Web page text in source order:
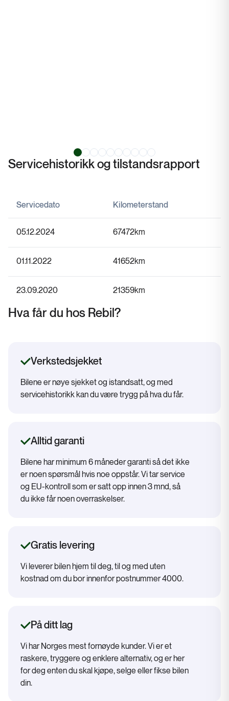
Servicehistorikk og tilstandsrapport
Servicedato Kilometerstand
05.12.2024 67472km
01.11.2022 41652km
23.09.2020 21359km
Hva får du hos Rebil?
Verkstedsjekket
Bilene er nøye sjekket og istandsatt, og med
servicehistorikk kan du være trygg på hva du får.
Alltid garanti
Bilene har minimum 6 måneder garanti så det ikke
er noen spørsmål hvis noe oppstår. Vi tar service
og EU-kontroll som er satt opp innen 3 mnd, så
du ikke får noen overraskelser.
Gratis levering
Vi leverer bilen hjem til deg, til og med uten
kostnad om du bor innenfor postnummer 4000.
På ditt lag
Vi har Norges mest fornøyde kunder. Vi er et
raskere, tryggere og enklere alternativ, og er her
for deg enten du skal kjøpe, selge eller fikse bilen
din.